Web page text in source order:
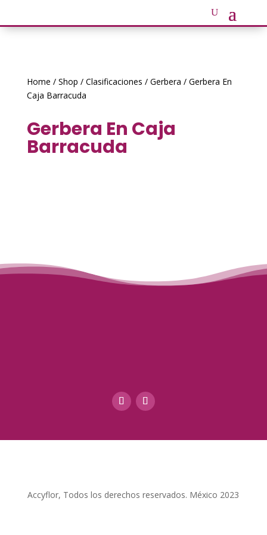
Home / Shop / Clasificaciones / Gerbera / Gerbera En
Caja Barracuda
Gerbera En Caja
Barracuda
Accyflor, Todos los derechos reservados. México 2023